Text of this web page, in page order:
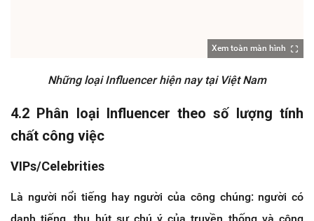
Xem toàn màn hình
Những loại Influencer hiện nay tại Việt Nam
4.2 Phân loại Influencer theo số lượng tính
chất công việc
VIPs/Celebrities
Là người nổi tiếng hay người của công chúng: người có
danh tiếng, thu hút sự chú ý của truyền thống và công